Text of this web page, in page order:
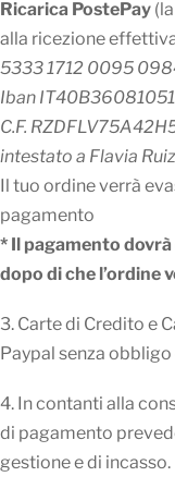
Ricarica PostePay
alla ricezione
5333 1712 0095
Iban
C.F.
intestato a Flavia
Il tuo ordine verrà
pagamento
* Il pagamento
dopo di che l’ordine
3. Carte di Credito e
Paypal senza
4. In contanti alla
di pagamento
gestione e di incasso.